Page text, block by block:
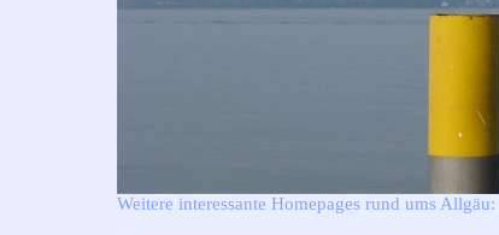
Weitere interessante Homepages rund ums Allgäu: